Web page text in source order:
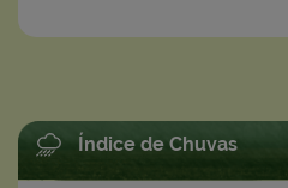
Índice de Chuvas